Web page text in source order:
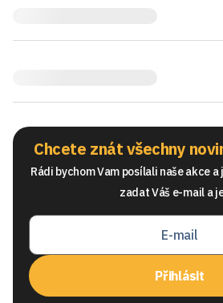
Chcete znát všechny
Rádi bychom Vam posílali naše akce
zadat Váš e-mail a
Přihlásit